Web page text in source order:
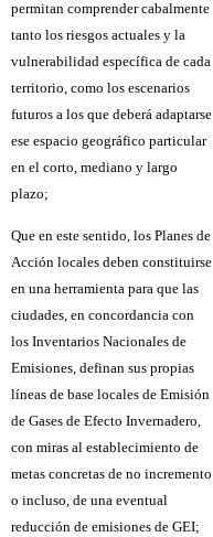
permitan comprender cabalmente
tanto los riesgos actuales y la
vulnerabilidad específica de cada
territorio, como los escenarios
futuros a los que deberá adaptarse
ese espacio geográfico particular
en el corto, mediano y largo
plazo;
Que en este sentido, los Planes de
Acción locales deben constituirse
en una herramienta para que las
ciudades, en concordancia con
los Inventarios Nacionales de
Emisiones, definan sus propias
líneas de base locales de Emisión
de Gases de Efecto Invernadero,
con miras al establecimiento de
metas concretas de no incremento
o incluso, de una eventual
reducción de emisiones de GEI;